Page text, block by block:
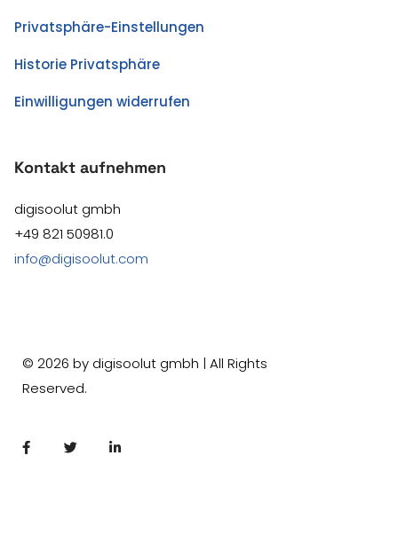
Privatsphäre-Einstellungen
Historie Privatsphäre
Einwilligungen widerrufen
Kontakt aufnehmen
digisoolut gmbh
+49 821 50981.0
info@digisoolut.com
©2026 by digisoolut gmbh | All Rights
Reserved.